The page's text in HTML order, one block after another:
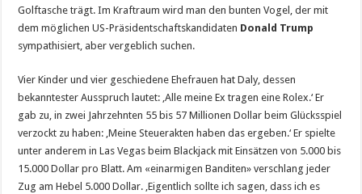
Golftasche trägt. Im Kraftraum wird man den bunten Vogel, der mit
dem möglichen US-Präsidentschaftskandidaten Donald Trump
sympathisiert, aber vergeblich suchen.
Vier Kinder und vier geschiedene Ehefrauen hat Daly, dessen
bekanntester Ausspruch lautet: ‚Alle meine Ex tragen eine Rolex.‘ Er
gab zu, in zwei Jahrzehnten 55 bis 57 Millionen Dollar beim Glücksspiel
verzockt zu haben: ‚Meine Steuerakten haben das ergeben.‘ Er spielte
unter anderem in Las Vegas beim Blackjack mit Einsätzen von 5.000 bis
15.000 Dollar pro Blatt. Am «einarmigen Banditen» verschlang jeder
Zug am Hebel 5.000 Dollar. ‚Eigentlich sollte ich sagen, dass ich es